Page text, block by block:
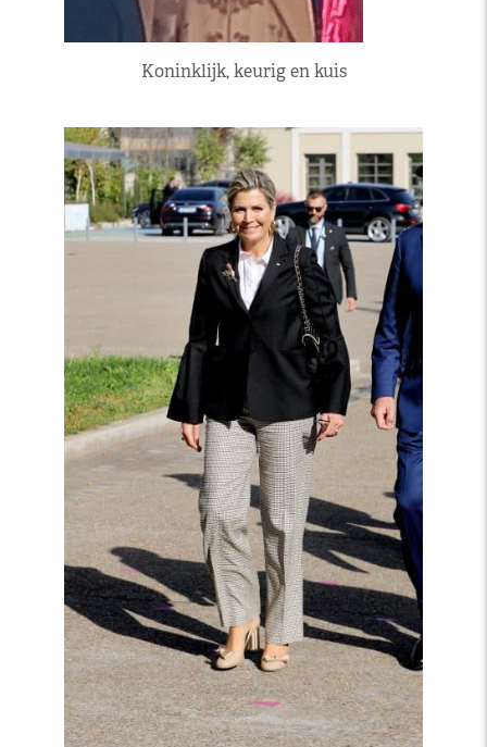
Koninklijk, keurig en kuis